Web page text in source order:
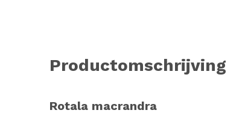
Productomschrijving
Rotala macrandra